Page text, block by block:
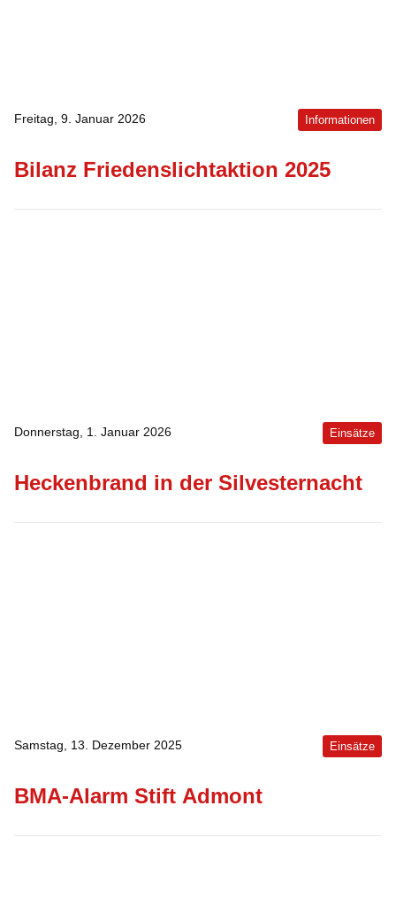
Freitag, 9. Januar 2026 Informationen
Bilanz Friedenslichtaktion 2025
Donnerstag, 1. Januar 2026 Einsätze
Heckenbrand in der Silvesternacht
Samstag, 13. Dezember 2025 Einsätze
BMA-Alarm Stift Admont